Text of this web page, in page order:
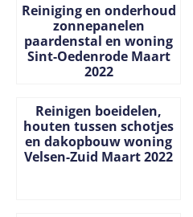
Reiniging en onderhoud
zonnepanelen
paardenstal en woning
Sint-Oedenrode Maart
2022
Reinigen boeidelen,
houten tussen schotjes
en dakopbouw woning
Velsen-Zuid Maart 2022